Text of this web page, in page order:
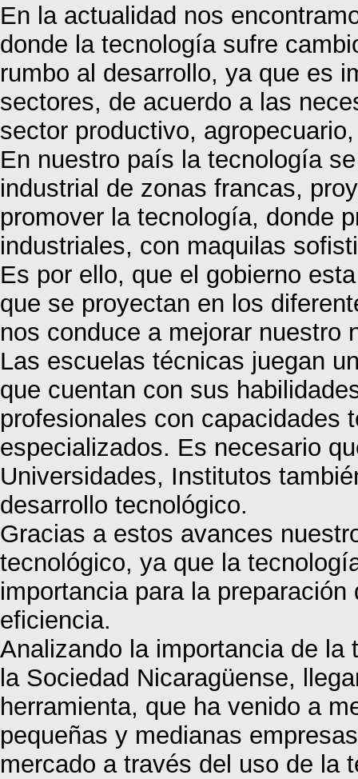
En la actualidad nos
donde la tecnología sufre
rumbo al desarrollo, ya que es
sectores, de acuerdo a las
sector productivo,
En nuestro país la tecnología
industrial de zonas francas,
promover la tecnología, donde
industriales, con maquilas
Es por ello, que el gobierno
que se proyectan en los
nos conduce a mejorar nuestro
Las escuelas técnicas juegan
que cuentan con sus
profesionales con capacidades
especializados. Es necesario
Universidades, Institutos
desarrollo tecnológico.
Gracias a estos avances
tecnológico, ya que la
importancia para la
eficiencia.
Analizando la importancia de
la Sociedad Nicaragüense,
herramienta, que ha venido a
pequeñas y medianas
mercado a través del uso de la